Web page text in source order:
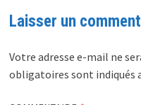
Laisser un
Votre adresse e-mail ne
obligatoires sont indiqués